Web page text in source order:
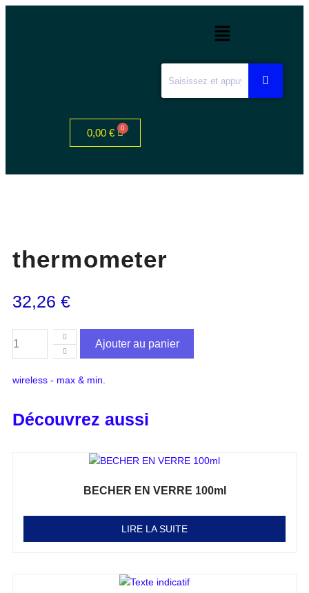
0,00 €
thermometer
32,26 €
Ajouter au panier
wireless - max & min.
Découvrez aussi
BECHER EN VERRE 100ml
LIRE LA SUITE